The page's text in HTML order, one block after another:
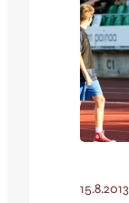
15.8.2013